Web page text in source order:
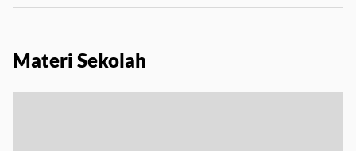
Materi Sekolah